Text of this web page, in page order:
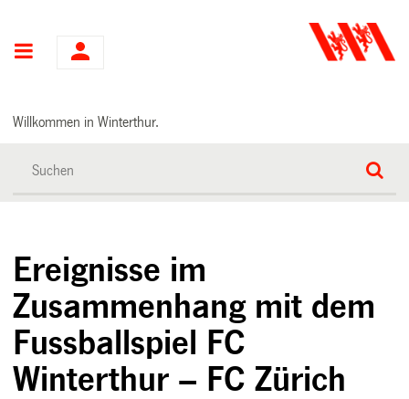
Hauptnavigation
Willkommen in Winterthur.
Ereignisse im
Zusammenhang mit dem
Fussballspiel FC
Winterthur – FC Zürich